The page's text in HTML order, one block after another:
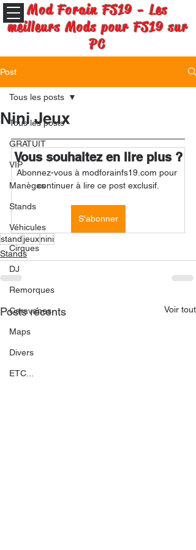
Mod Forain FS19 - Les
meilleurs Mods pour FS19 sur
PC
Post
Tous les posts
GRATUIT
VIP
Manèges
Stands
Véhicules
Cirques
DJ
Remorques
Caravanes
Maps
Divers
ETC...
Tous les posts
Nini Jeux
Vous souhaitez en lire plus ?
Abonnez-vous à modforainfs19.com pour
continuer à lire ce post exclusif.
S'abonner
stand jeuxnini
Stands
Posts récents Voir tout